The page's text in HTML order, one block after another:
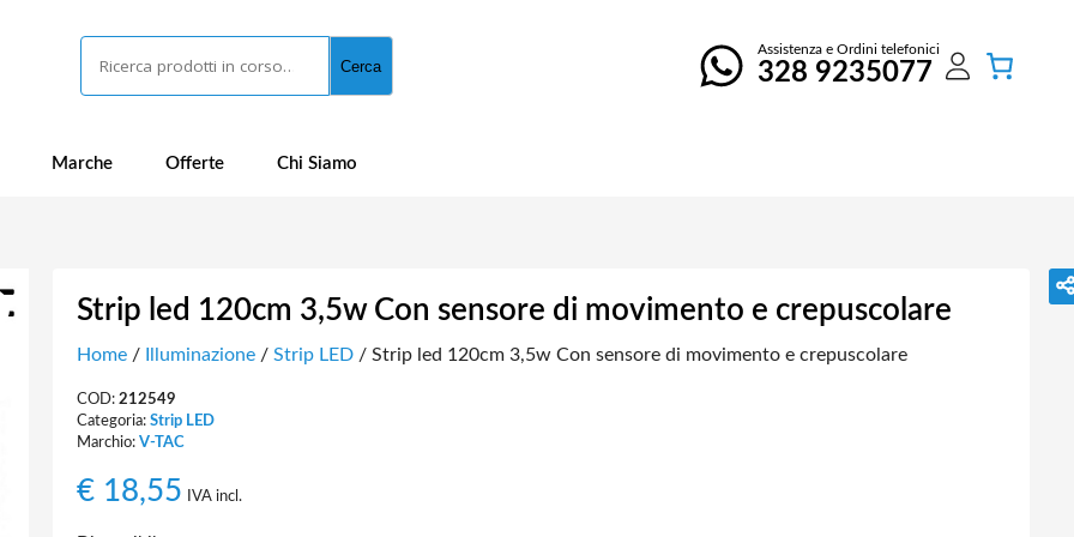
Cerca
Assistenza e Ordini telefonici
328 9235077
Marche Offerte Chi Siamo
Strip led 120cm 3,5w Con sensore di movimento e crepuscolare
Home/ Illuminazione/ Strip LED/ Strip led 120cm 3,5w Con sensore di movimento e crepuscolare
COD: 212549
Categoria: Strip LED
Marchio: V-TAC
€18,55 IVA incl.